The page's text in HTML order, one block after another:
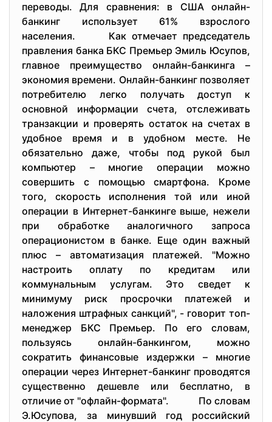
переводы. Для сравнения: в США онлайн-
банкинг использует 61% взрослого
населения. Как отмечает председатель
правления банка БКС Премьер Эмиль Юсупов,
главное преимущество онлайн-банкинга –
экономия времени. Онлайн-банкинг позволяет
потребителю легко получать доступ к
основной информации счета, отслеживать
транзакции и проверять остаток на счетах в
удобное время и в удобном месте. Не
обязательно даже, чтобы под рукой был
компьютер – многие операции можно
совершить с помощью смартфона. Кроме
того, скорость исполнения той или иной
операции в Интернет-банкинге выше, нежели
при обработке аналогичного запроса
операционистом в банке. Еще один важный
плюс – автоматизация платежей. "Можно
настроить оплату по кредитам или
коммунальным услугам. Это сведет к
минимуму риск просрочки платежей и
наложения штрафных санкций", - говорит топ-
менеджер БКС Премьер. По его словам,
пользуясь онлайн-банкингом, можно
сократить финансовые издержки – многие
операции через Интернет-банкинг проводятся
существенно дешевле или бесплатно, в
отличие от "офлайн-формата". По словам
Э.Юсупова, за минувший год российский